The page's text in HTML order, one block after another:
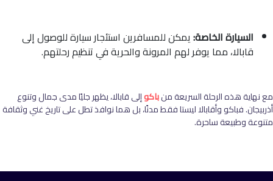
السيارة الخاصة:يمكن للمسافرين استئجار سيارة للوصول إلى
قابالا، مما يوفر لهم المرونة والحرية في تنظيم رحلتهم.
مع نهاية هذه الرحلة السريعة منباكوإلى قابالا، يظهر جليًا مدى جمال وتنوع
أذربيجان. فباكو وأقابالا ليستا فقط مدنًا، بل هما نوافذ تطل على تاريخ غني وثقافة
متنوعة وطبيعة ساحرة.